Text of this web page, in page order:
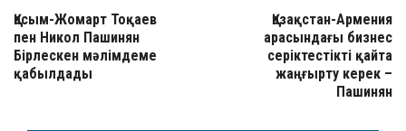
Қасым-Жомарт Тоқаев
пен Никол Пашинян
Бірлескен мәлімдеме
қабылдады
Қазақстан-Армения
арасындағы бизнес
серіктестікті қайта
жаңғырту керек –
Пашинян